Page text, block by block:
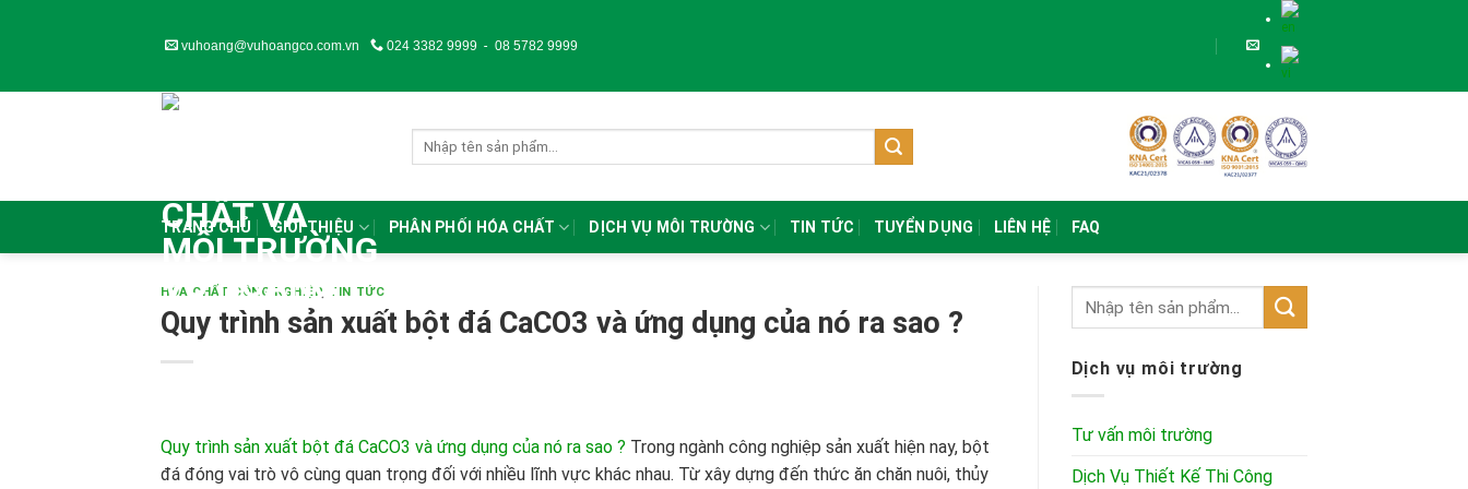
vuhoang@vuhoangco.com.vn 024 3382 9999 - 08 5782 9999
TRANG CHỦ GIỚI THIỆU PHÂN PHỐI HÓA CHẤT DỊCH VỤ MÔI TRƯỜNG TIN TỨC TUYỂN DỤNG LIÊN HỆ FAQ
HÓA CHẤT CÔNG NGHIỆP, TIN TỨC
Quy trình sản xuất bột đá CaCO3 và ứng dụng của nó ra sao ?
Quy trình sản xuất bột đá CaCO3 và ứng dụng của nó ra sao ? Trong ngành công nghiệp sản xuất hiện nay, bột
đá đóng vai trò vô cùng quan trọng đối với nhiều lĩnh vực khác nhau. Từ xây dựng đến thức ăn chăn nuôi, thủy
Dịch vụ môi trường
Tư vấn môi trường
Dịch Vụ Thiết Kế Thi Công